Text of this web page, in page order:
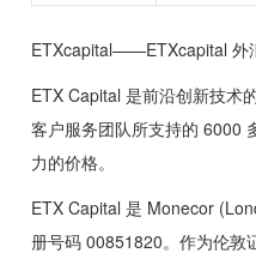
ETXcapital——ETXcapital 外
ETX Capital 是前沿创新技术
客户服务团队所支持的 6000
力的价格。
ETX Capital 是 Monecor
册号码 00851820。作为伦敦